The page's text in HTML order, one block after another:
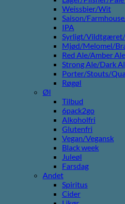
Weissbier/Wit
Saison/
IPA
Syrligt/Vildtgæret/
Mjød/Melomel/
Red Ale/Amber
Strong Ale/Dark
Porter/Stouts/
Røgøl
Øl
Tilbud
6pack2go
Alkoholfri
Glutenfri
Vegan/Vegansk
Black week
Juleøl
Farsdag
Andet
Spiritus
Cider